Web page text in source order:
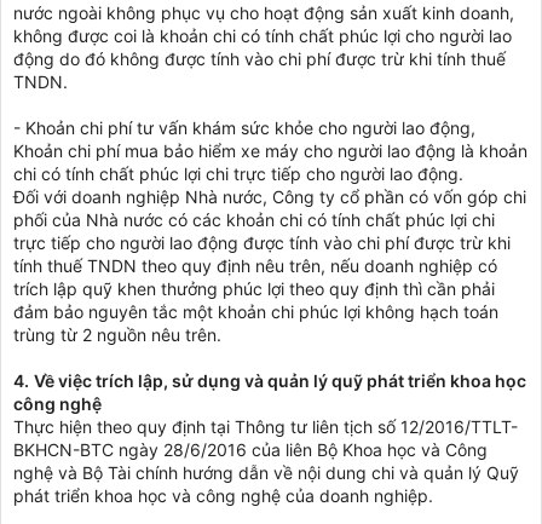
nước ngoài không phục vụ cho hoạt động sản xuất kinh doanh,
không được coi là khoản chi có tính chất phúc lợi cho người lao
động do đó không được tính vào chi phí được trừ khi tính thuế
TNDN.
- Khoản chi phí tư vấn khám sức khỏe cho người lao động,
Khoản chi phí mua bảo hiểm xe máy cho người lao động là khoản
chi có tính chất phúc lợi chi trực tiếp cho người lao động.
Đối với doanh nghiệp Nhà nước, Công ty cổ phần có vốn góp chi
phối của Nhà nước có các khoản chi có tính chất phúc lợi chi
trực tiếp cho người lao động được tính vào chi phí được trừ khi
tính thuế TNDN theo quy định nêu trên, nếu doanh nghiệp có
trích lập quỹ khen thưởng phúc lợi theo quy định thì cần phải
đảm bảo nguyên tắc một khoản chi phúc lợi không hạch toán
trùng từ 2 nguồn nêu trên.
4. Về việc trích lập, sử dụng và quản lý quỹ phát triển khoa học
công nghệ
Thực hiện theo quy định tại Thông tư liên tịch số 12/2016/TTLT-
BKHCN-BTC ngày 28/6/2016 của liên Bộ Khoa học và Công
nghệ và Bộ Tài chính hướng dẫn về nội dung chi và quản lý Quỹ
phát triển khoa học và công nghệ của doanh nghiệp.